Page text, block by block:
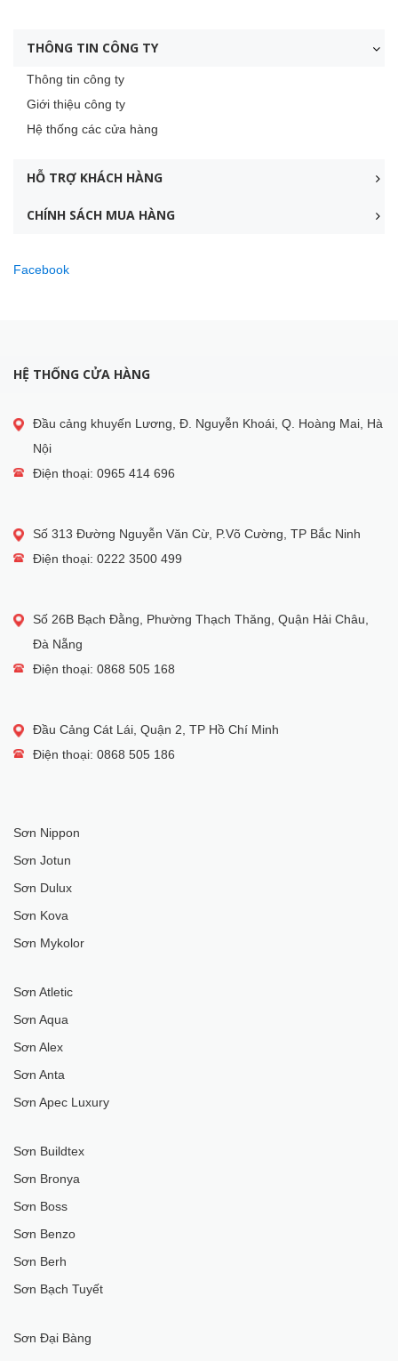
THÔNG TIN CÔNG TY
Thông tin công ty
Giới thiệu công ty
Hệ thống các cửa hàng
HỖ TRỢ KHÁCH HÀNG
CHÍNH SÁCH MUA HÀNG
Facebook
HỆ THỐNG CỬA HÀNG
Đầu cảng khuyến Lương, Đ. Nguyễn Khoái, Q. Hoàng Mai, Hà
Nội
Điện thoại: 0965 414 696
Số 313 Đường Nguyễn Văn Cừ, P.Võ Cường, TP Bắc Ninh
Điện thoại: 0222 3500 499
Số 26B Bạch Đằng, Phường Thạch Thăng, Quận Hải Châu,
Đà Nẵng
Điện thoại: 0868 505 168
Đầu Cảng Cát Lái, Quận 2, TP Hồ Chí Minh
Điện thoại: 0868 505 186
Sơn Nippon
Sơn Jotun
Sơn Dulux
Sơn Kova
Sơn Mykolor
Sơn Atletic
Sơn Aqua
Sơn Alex
Sơn Anta
Sơn Apec Luxury
Sơn Buildtex
Sơn Bronya
Sơn Boss
Sơn Benzo
Sơn Berh
Sơn Bạch Tuyết
Sơn Đại Bàng